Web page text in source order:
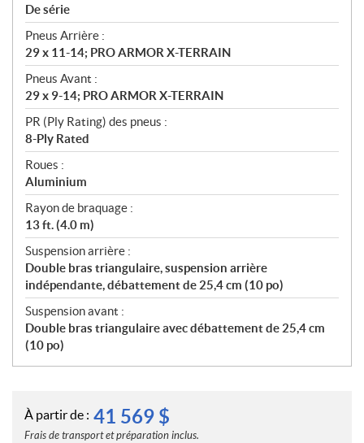
De série
Pneus Arrière :
29 x 11-14; PRO ARMOR X-TERRAIN
Pneus Avant :
29 x 9-14; PRO ARMOR X-TERRAIN
PR (Ply Rating) des pneus :
8-Ply Rated
Roues :
Aluminium
Rayon de braquage :
13 ft. (4.0 m)
Suspension arrière :
Double bras triangulaire, suspension arrière
indépendante, débattement de 25,4 cm (10 po)
Suspension avant :
Double bras triangulaire avec débattement de 25,4 cm
(10 po)
À partir de : 41 569 $
Frais de transport et préparation inclus.